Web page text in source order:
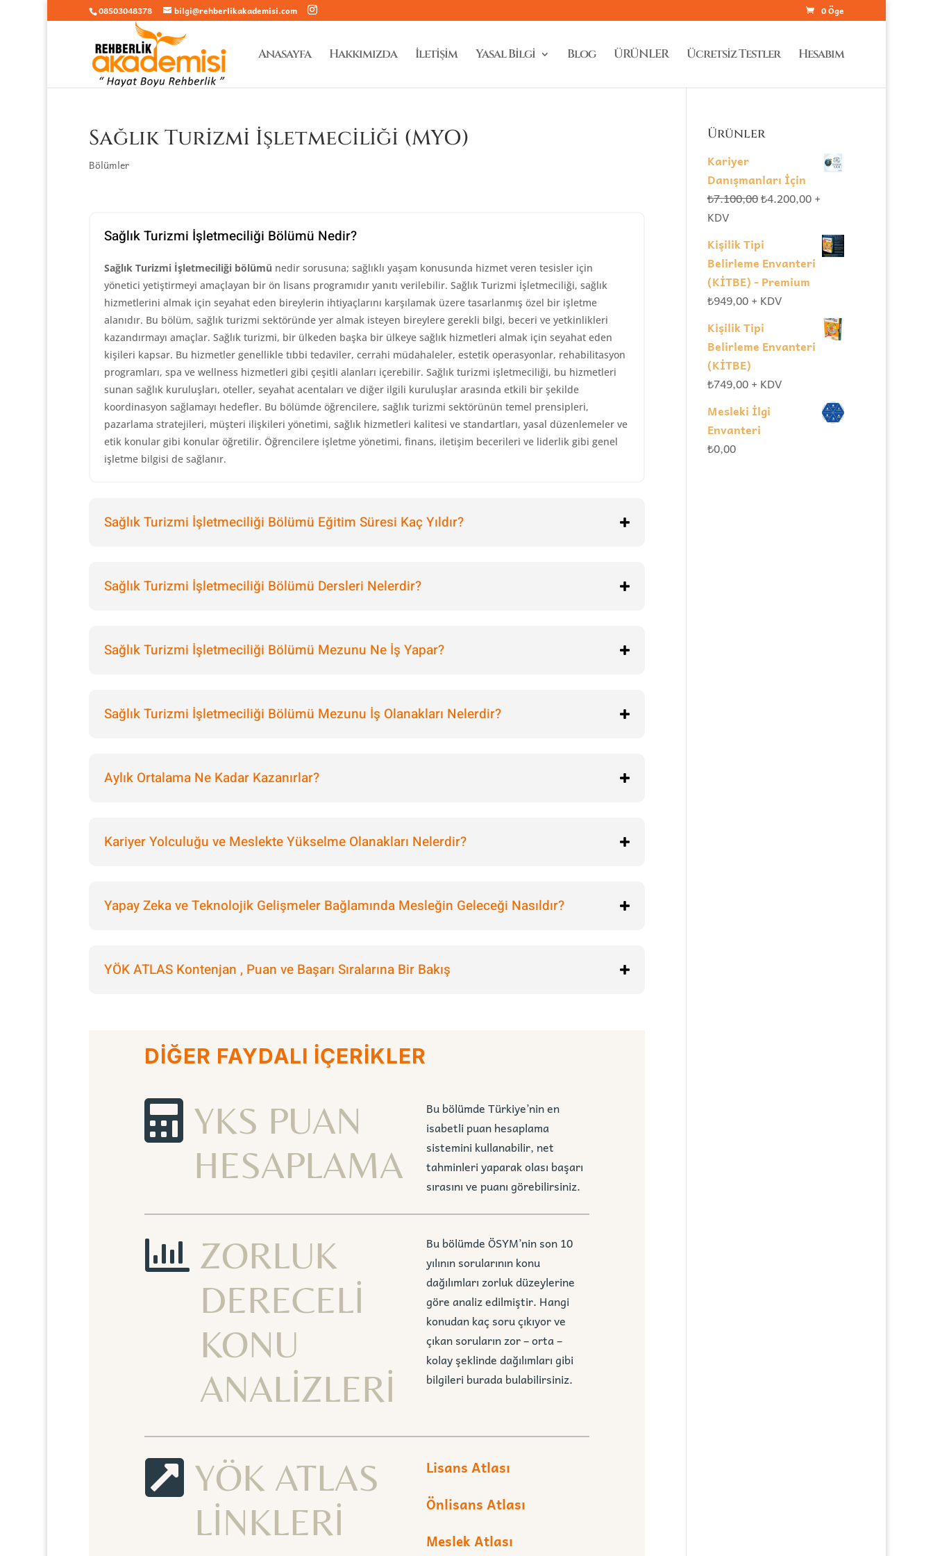
08503048378 bilgi@rehberlikakademisi.com 0 Öge
Anasayfa Hakkımızda İletişim Yasal Bilgi Blog ÜRÜNLER Ücretsiz Testler Hesabım
Sağlık Turizmi İşletmeciliği (MYO)
Bölümler
Sağlık Turizmi İşletmeciliği Bölümü Nedir?
Sağlık Turizmi İşletmeciliği bölümü nedir sorusuna; sağlıklı yaşam konusunda hizmet veren tesisler için
yönetici yetiştirmeyi amaçlayan bir ön lisans programıdır yanıtı verilebilir. Sağlık Turizmi İşletmeciliği, sağlık
hizmetlerini almak için seyahat eden bireylerin ihtiyaçlarını karşılamak üzere tasarlanmış özel bir işletme
alanıdır. Bu bölüm, sağlık turizmi sektöründe yer almak isteyen bireylere gerekli bilgi, beceri ve yetkinlikleri
kazandırmayı amaçlar. Sağlık turizmi, bir ülkeden başka bir ülkeye sağlık hizmetleri almak için seyahat eden
kişileri kapsar. Bu hizmetler genellikle tıbbi tedaviler, cerrahi müdahaleler, estetik operasyonlar, rehabilitasyon
programları, spa ve wellness hizmetleri gibi çeşitli alanları içerebilir. Sağlık turizmi işletmeciliği, bu hizmetleri
sunan sağlık kuruluşları, oteller, seyahat acentaları ve diğer ilgili kuruluşlar arasında etkili bir şekilde
koordinasyon sağlamayı hedefler. Bu bölümde öğrencilere, sağlık turizmi sektörünün temel prensipleri,
pazarlama stratejileri, müşteri ilişkileri yönetimi, sağlık hizmetleri kalitesi ve standartları, yasal düzenlemeler ve
etik konular gibi konular öğretilir. Öğrencilere işletme yönetimi, finans, iletişim becerileri ve liderlik gibi genel
işletme bilgisi de sağlanır.
Sağlık Turizmi İşletmeciliği Bölümü Eğitim Süresi Kaç Yıldır?
Sağlık Turizmi İşletmeciliği Bölümü Dersleri Nelerdir?
Sağlık Turizmi İşletmeciliği Bölümü Mezunu Ne İş Yapar?
Sağlık Turizmi İşletmeciliği Bölümü Mezunu İş Olanakları Nelerdir?
Aylık Ortalama Ne Kadar Kazanırlar?
Kariyer Yolculuğu ve Meslekte Yükselme Olanakları Nelerdir?
Yapay Zeka ve Teknolojik Gelişmeler Bağlamında Mesleğin Geleceği Nasıldır?
YÖK ATLAS Kontenjan , Puan ve Başarı Sıralarına Bir Bakış
DİĞER FAYDALI İÇERİKLER
 YKS PUAN
HESAPLAMA
Bu bölümde Türkiye’nin en
isabetli puan hesaplama
sistemini kullanabilir, net
tahminleri yaparak olası başarı
sırasını ve puanı görebilirsiniz.
 ZORLUK
DERECELİ
KONU
ANALİZLERİ
Bu bölümde ÖSYM’nin son 10
yılının sorularının konu
dağılımları zorluk düzeylerine
göre analiz edilmiştir. Hangi
konudan kaç soru çıkıyor ve
çıkan soruların zor – orta –
kolay şeklinde dağılımları gibi
bilgileri burada bulabilirsiniz.
 YÖK ATLAS
LİNKLERİ
Lisans Atlası
Önlisans Atlası
Meslek Atlası
Ürünler
Kariyer
Danışmanları İçin
₺7.100,00Orijinal
₺4.200,00Şu
fiyat:
₺4.200,00.
+
KDV
Kişilik Tipi
Belirleme Envanteri
(KİTBE) - Premium
₺949,00 + KDV
Kişilik Tipi
Belirleme Envanteri
(KİTBE)
₺749,00 + KDV
Mesleki İlgi
Envanteri
₺0,00